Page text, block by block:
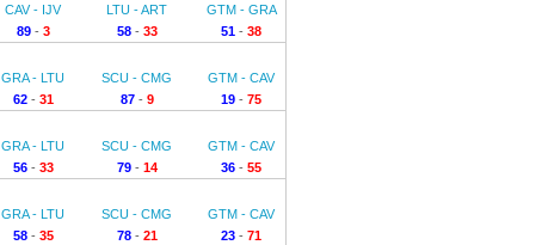
CAV - IJV
89- 3
LTU - ART
58- 33
GTM - GRA
51 - 38
GRA - LTU
62- 31
SCU - CMG
87- 9
GTM - CAV
19 - 75
GRA - LTU
56- 33
SCU - CMG
79- 14
GTM - CAV
36 - 55
GRA - LTU
58- 35
SCU - CMG
78- 21
GTM - CAV
23 - 71